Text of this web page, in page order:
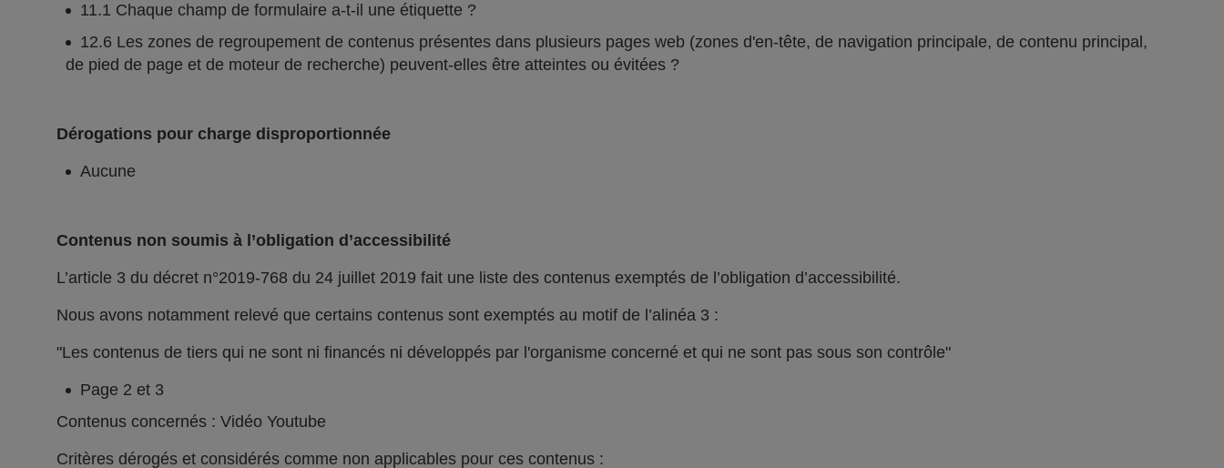
11.1 Chaque champ de formulaire a-t-il une étiquette ?
12.6 Les zones de regroupement de contenus présentes dans plusieurs pages web (zones d'en-tête, de navigation principale, de contenu principal,
de pied de page et de moteur de recherche) peuvent-elles être atteintes ou évitées ?
Dérogations pour charge disproportionnée
Aucune
Contenus non soumis à l’obligation d’accessibilité
L’article 3 du décret n°2019-768 du 24 juillet 2019 fait une liste des contenus exemptés de l’obligation d’accessibilité.
Nous avons notamment relevé que certains contenus sont exemptés au motif de l’alinéa 3 :
"Les contenus de tiers qui ne sont ni financés ni développés par l'organisme concerné et qui ne sont pas sous son contrôle"
Page 2 et 3
Contenus concernés : Vidéo Youtube
Critères dérogés et considérés comme non applicables pour ces contenus :